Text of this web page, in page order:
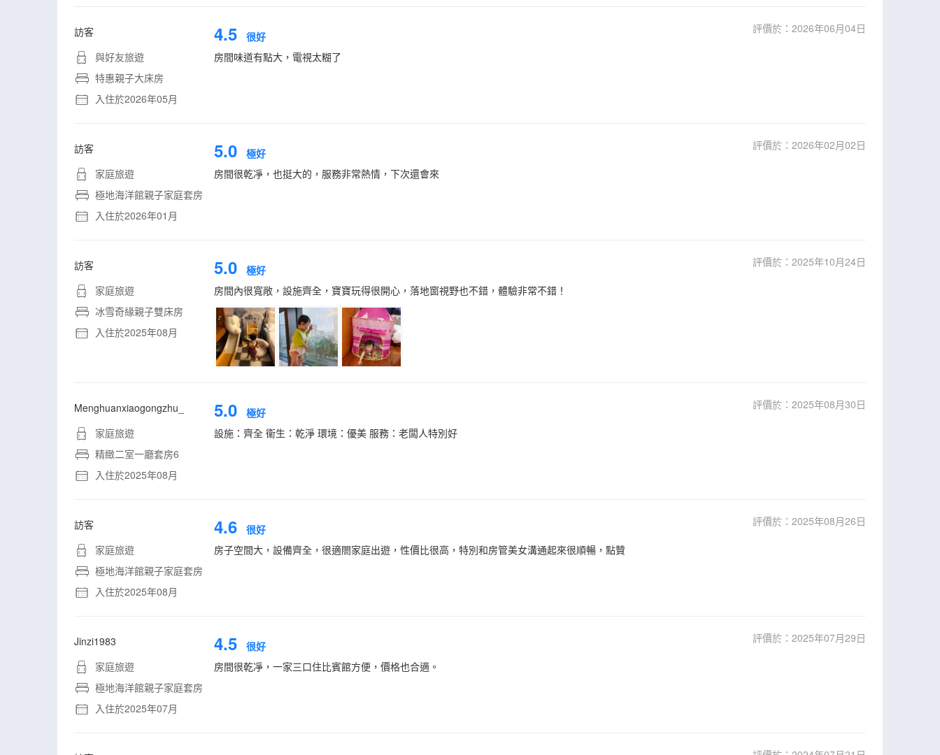
訪客
與好友旅遊
特惠親子大床房
入住於2026年05月
4.5 很好
評價於：2026年06月04日
房間味道有點大，電視太糊了
訪客
家庭旅遊
極地海洋館親子家庭套房
入住於2026年01月
5.0 極好
評價於：2026年02月02日
房間很乾凈，也挺大的，服務非常熱情，下次還會來
訪客
家庭旅遊
冰雪奇緣親子雙床房
入住於2025年08月
5.0 極好
評價於：2025年10月24日
房間內很寬敞，設施齊全，寶寶玩得很開心，落地窗視野也不錯，體驗非常不錯！
Menghuanxiaogongzhu_
家庭旅遊
精緻二室一廳套房6
入住於2025年08月
5.0 極好
評價於：2025年08月30日
設施：齊全 衞生：乾淨 環境：優美 服務：老闆人特別好
訪客
家庭旅遊
極地海洋館親子家庭套房
入住於2025年08月
4.6 很好
評價於：2025年08月26日
房子空間大，設備齊全，很適閤家庭出遊，性價比很高，特別和房管美女溝通起來很順暢，點贊
Jinzi1983
家庭旅遊
極地海洋館親子家庭套房
入住於2025年07月
4.5 很好
評價於：2025年07月29日
房間很乾凈，一家三口住比賓館方便，價格也合適。